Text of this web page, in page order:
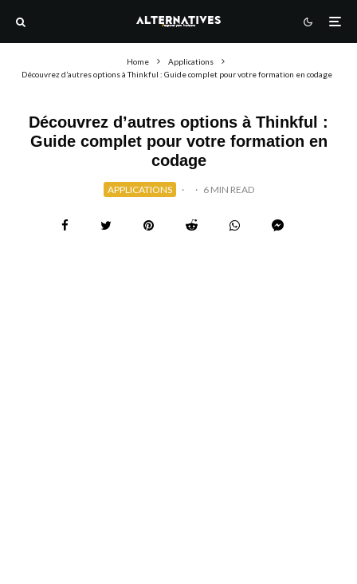
Home
Applications
Découvrez d’autres options à Thinkful : Guide complet pour votre formation en codage
Découvrez d’autres options à Thinkful :
Guide complet pour votre formation en
codage
APPLICATIONS · · 6 MIN READ